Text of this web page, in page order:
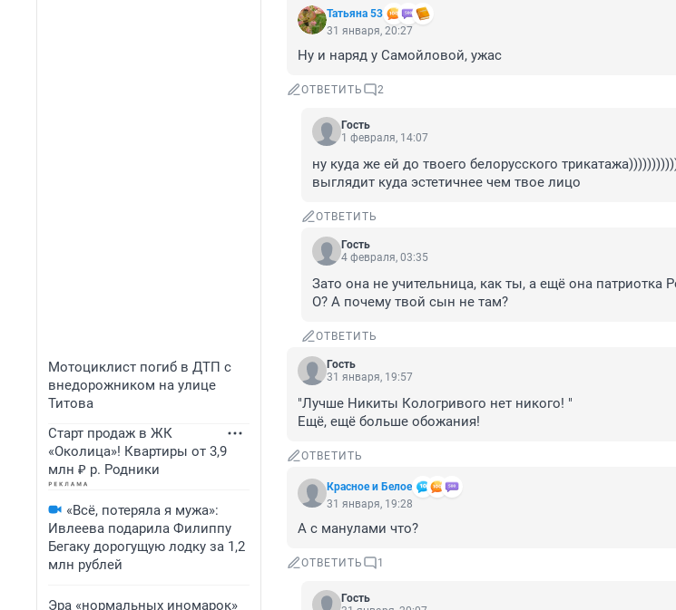
Мотоциклист погиб в ДТП с
внедорожником на улице
Титова
Старт продаж в ЖК
«Околица»! Квартиры от 3,9
млн ₽ р. Родники
«Всё, потеряла я мужа»:
Ивлеева подарила Филиппу
Бегаку дорогущую лодку за 1,2
млн рублей
Эра «нормальных иномарок»
Татьяна 53
31 января, 20:27
Ну и наряд у Самойловой, ужас
ОТВЕТИТЬ 2
Гость
1 февраля, 14:07
ну куда же ей до твоего белорусского
выглядит куда эстетичнее чем твое лицо
ОТВЕТИТЬ
Гость
4 февраля, 03:35
Зато она не учительница, как ты, а ещё она патриотка
О? А почему твой сын не там?
ОТВЕТИТЬ
Гость
31 января, 19:57
"Лучше Никиты Кологривого нет никого! "
Ещё, ещё больше обожания!
ОТВЕТИТЬ
Красное и Белое
31 января, 19:28
А с манулами что?
ОТВЕТИТЬ 1
Гость